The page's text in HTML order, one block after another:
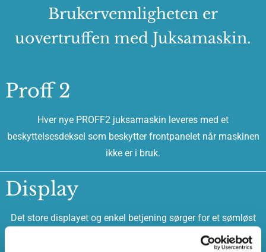
Brukervennligheten er
uovertruffen med Juksamaskin.
Proff 2
Hver nye PROFF2 juksamaskin leveres med et
beskyttelsesdeksel som beskytter frontpanelet når maskinen
ikke er i bruk.
Display
Det store displayet og enkel betjening sørger for et sømløst
fiskeri, hvor alle nødvendige funksjoner er direkte tilgjengelige